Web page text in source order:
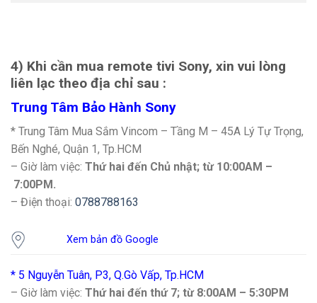
4) Khi cần mua remote tivi Sony, xin vui lòng
liên lạc theo địa chỉ sau :
Trung Tâm Bảo Hành Sony
* Trung Tâm Mua Sắm Vincom – Tầng M – 45A Lý Tự Trọng,
Bến Nghé, Quận 1, Tp.HCM
– Giờ làm việc: Thứ hai đến Chủ nhật; từ 10:00AM –
7:00PM.
– Điện thoại: 0788788163
Xem bản đồ Google
* 5 Nguyễn Tuân, P3, Q.Gò Vấp, Tp.HCM
– Giờ làm việc: Thứ hai đến thứ 7; từ 8:00AM – 5:30PM